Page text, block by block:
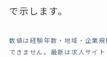
で示します。
数値は経験年数・地域・企業
できません。最新は求人サイ